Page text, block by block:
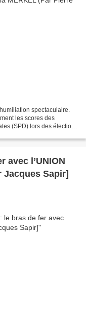
spectaculaire.
les scores des
(SPD) lors des élections
avec l’UNION
Jacques Sapir]